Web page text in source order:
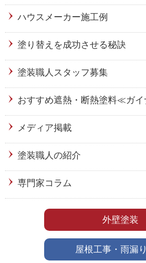
ハウスメーカー施工例
塗り替えを成功させる秘訣
塗装職人スタッフ募集
おすすめ遮熱・断熱塗料≪ガ
メディア掲載
塗装職人の紹介
専門家コラム
外壁塗装
屋根工事・雨漏